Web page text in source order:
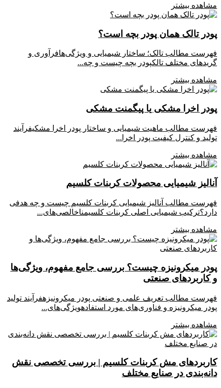
بیشتر
تالک همان پودر بچه است؟
مطالب تالک؛ ساختار شیمیایی و ویژگی‌هافرآوری و
مختلف تالکپودر بچه چیست و چه...
بیشتر
اخرا مشکی یا پیگمنت مشکی
مطالب ماهیت شیمیایی و ساختار پودر اخرا مشکیفرآیند
و کنترل کیفیت پودر اخرا...
بیشتر
شیمیایی محصولات کربنات کلسیم
مطالب آنالیز شیمیایی کربنات کلسیم چیست و چه هدفی
شیمیایی اصلی کربنات کلسیمناخالصی‌های...
بیشتر
میکرونیزه چیست؟ بررسی جامع مفهوم، ویژگی‌ها
کاربردهای صنعتی
مطالب تعریف علمی و صنعتی پودر میکرونیزهفرآیند تولید
میکرونیزه و فناوری‌های مورد استفادهویژگی‌های...
بیشتر
مش کربنات کلسیم | بررسی تخصصی نقش
در صنایع مختلف